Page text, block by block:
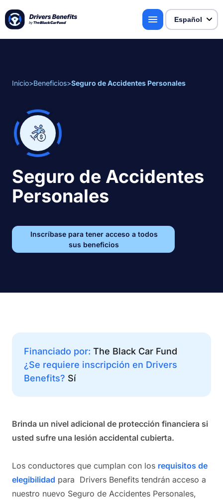
Inicio>Beneficios>Seguro de Accidentes Personales
Seguro de Accidentes
Personales
Inscríbase para tener acceso a todos
sus beneficios
Financiado por: The Black Car Fund
¿Se requiere inscripción en Drivers
Benefits? Sí
Brinda un nivel adicional de protección financiera si
usted sufre una lesión accidental cubierta.
Los conductores que cumplan con los requisitos de
elegibilidad para Drivers Benefits tendrán acceso a
nuestro nuevo Seguro de Accidentes Personales,